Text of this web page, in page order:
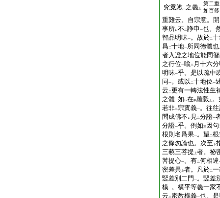
究竟歟一之義 上
第二重
如百條
重難云。自宗意。開
事所レ不 二諍申 一也。
智品明昧一。故於二
爲二十地一所同徳體
者入證之地位能同
之行位一喩二 月十六
明昧一乎。是以疏中
同 一。或以 二十地位一
云 二更有一轉法性生
之體一如 レ在中羅縠 上 。
若非二宗實義一。往
問成佛不 レ 見二分證一
分證一乎。例如三 因
根則名爲果一。望 二
之條勿論也。次至下
三藐三菩提
上者。祕
菩提心一。有二何相違
密差異 上者。凡於二
竪差別二門 一。竪差
模一。横平等義一家
云 二密教横義一也。